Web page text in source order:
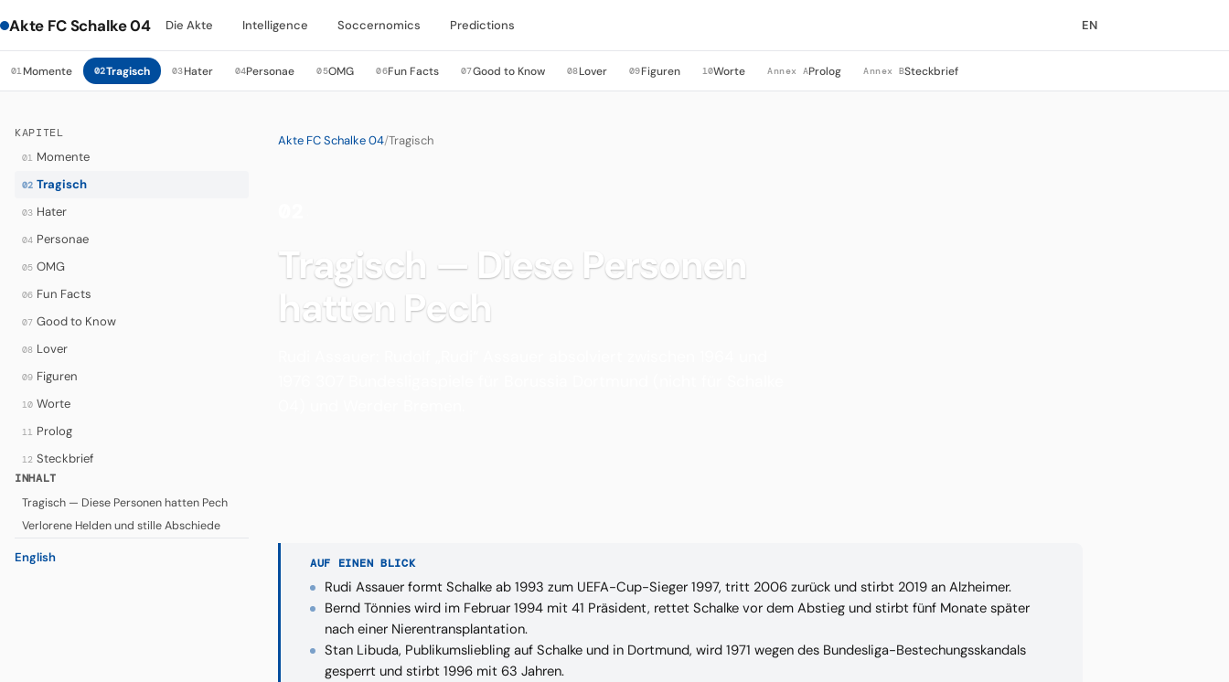
Akte FC Schalke 04 Die Akte Intelligence Soccernomics Predictions EN
01Momente 02Tragisch 03Hater 04Personae 05OMG 06Fun Facts 07Good to Know 08Lover 09Figuren 10Worte Annex AProlog Annex BSteckbrief
KAPITEL
01 Momente
02 Tragisch
03 Hater
04 Personae
05 OMG
06 Fun Facts
07 Good to Know
08 Lover
09 Figuren
10 Worte
11 Prolog
12 Steckbrief
INHALT
Tragisch — Diese Personen hatten Pech
Verlorene Helden und stille Abschiede
English
Akte FC Schalke 04/Tragisch
Tragisch — Diese Personen
hatten Pech
AUF EINEN BLICK
Rudi Assauer formt Schalke ab 1993 zum UEFA-Cup-Sieger 1997, tritt 2006 zurück und stirbt 2019 an Alzheimer.
Bernd Tönnies wird im Februar 1994 mit 41 Präsident, rettet Schalke vor dem Abstieg und stirbt fünf Monate später
nach einer Nierentransplantation.
Stan Libuda, Publikumsliebling auf Schalke und in Dortmund, wird 1971 wegen des Bundesliga-Bestechungsskandals
gesperrt und stirbt 1996 mit 63 Jahren.